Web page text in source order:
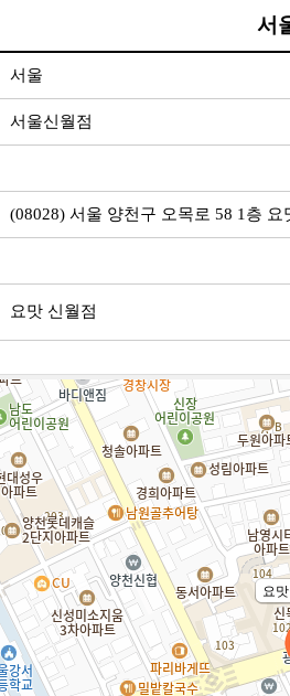
서
서울
서울신월점
(08028) 서울 양천구 오목로 58 1층 요
요맛 신월점
요